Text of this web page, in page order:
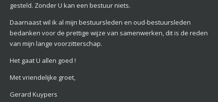
gesteld. Zonder U kan een bestuur niets.
Daarnaast wil ik al mijn bestuursleden en oud-bestuursleden
bedanken voor de prettige wijze van samenwerken, dit is de reden
van mijn lange voorzitterschap.
Het gaat U allen goed !
Met vriendelijke groet,
Gerard Kuypers